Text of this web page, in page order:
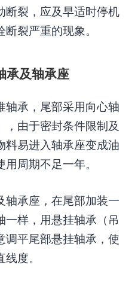
断裂，应及早适时停机
裂严重的现象。
承及轴承座
轴承，尾部采用向心轴
由于密封条件限制及
料易进入轴承座变成油
周期不足一年。
轴承座，在尾部加装一
样，用悬挂轴承（吊
调平尾部悬挂轴承，使
度。